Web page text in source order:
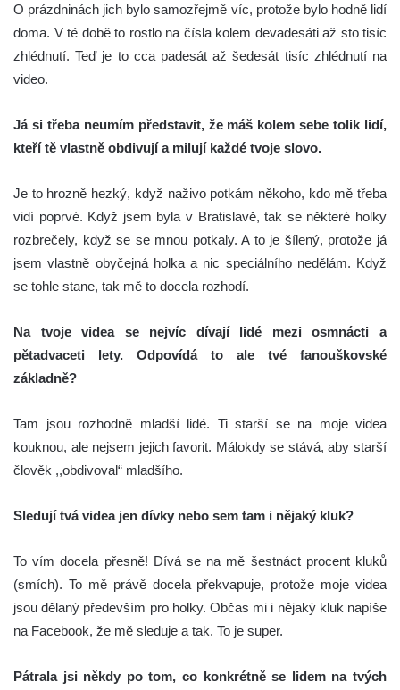
O prázdninách jich bylo samozřejmě víc, protože bylo hodně lidí
doma. V té době to rostlo na čísla kolem devadesáti až sto tisíc
zhlédnutí. Teď je to cca padesát až šedesát tisíc zhlédnutí na
video.
Já si třeba neumím představit, že máš kolem sebe tolik lidí,
kteří tě vlastně obdivují a milují každé tvoje slovo.
Je to hrozně hezký, když naživo potkám někoho, kdo mě třeba
vidí poprvé. Když jsem byla v Bratislavě, tak se některé holky
rozbrečely, když se se mnou potkaly. A to je šílený, protože já
jsem vlastně obyčejná holka a nic speciálního nedělám. Když
se tohle stane, tak mě to docela rozhodí.
Na tvoje videa se nejvíc dívají lidé mezi osmnácti a
pětadvaceti lety. Odpovídá to ale tvé fanouškovské
základně?
Tam jsou rozhodně mladší lidé. Ti starší se na moje videa
kouknou, ale nejsem jejich favorit. Málokdy se stává, aby starší
člověk ,,obdivoval“ mladšího.
Sledují tvá videa jen dívky nebo sem tam i nějaký kluk?
To vím docela přesně! Dívá se na mě šestnáct procent kluků
(smích). To mě právě docela překvapuje, protože moje videa
jsou dělaný především pro holky. Občas mi i nějaký kluk napíše
na Facebook, že mě sleduje a tak. To je super.
Pátrala jsi někdy po tom, co konkrétně se lidem na tvých